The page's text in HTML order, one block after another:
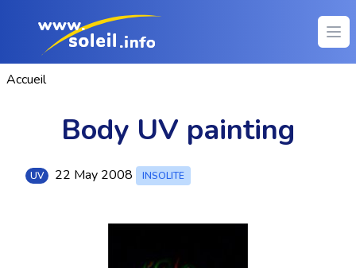
Accueil
Body UV painting
UV 22 May 2008 INSOLITE